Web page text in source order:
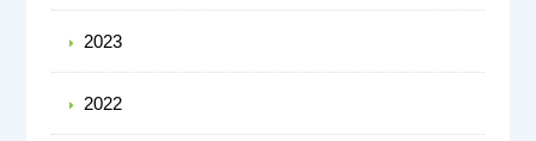
2023
2022